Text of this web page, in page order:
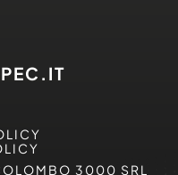
3000 SRL